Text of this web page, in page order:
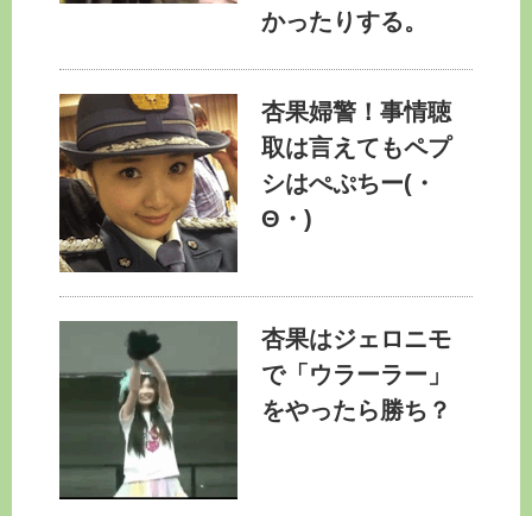
かったりする。
杏果婦警！事情聴
取は言えてもペプ
シはぺぷちー(・
Θ・)
杏果はジェロニモ
で「ウラーラー」
をやったら勝ち？